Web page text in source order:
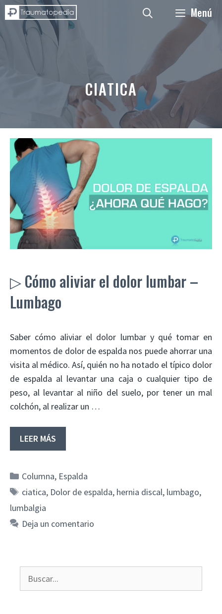
Saltar
al
contenido
Menú
CIATICA
▷ Cómo aliviar el dolor lumbar –
Lumbago
Saber cómo aliviar el dolor lumbar y qué tomar en
momentos de dolor de espalda nos puede ahorrar una
visita al médico. Así, quién no ha notado el típico dolor
de espalda al levantar una caja o cualquier tipo de
peso, al levantar al niño del suelo, por tener un mal
colchón, al realizar un …
LEER MÁS
Categorías
Columna, Espalda
Etiquetas
ciatica, Dolor de espalda, hernia discal, lumbago,
lumbalgia
Deja un comentario